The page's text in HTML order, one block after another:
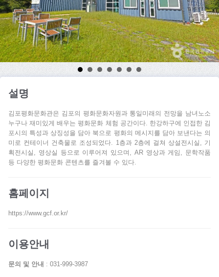
설명
김포평화문화관은 김포의 평화문화자원과 통일미래의 전망을 남녀노소
누구나 재미있게 배우는 평화문화 체험 공간이다. 한강하구에 인접한 김
포시의 특성과 상징성을 담아 북으로 평화의 메시지를 담아 보낸다는 의
미로 컨테이너 건축물로 조성되었다. 1층과 2층에 걸쳐 상설전시실, 기
획전시실, 영상실 등으로 이루어져 있으며, AR 영상과 게임, 문학작품
등 다양한 평화문화 콘텐츠를 즐겨볼 수 있다.
홈페이지
https://www.gcf.or.kr/
이용안내
문의 및 안내 : 031-999-3987